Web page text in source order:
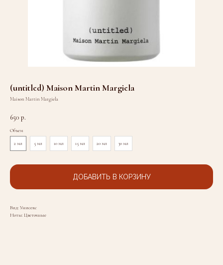
(untitled) Maison Martin Margiela
Maison Martin Margiela
650 р.
Объем
2 мл 5 мл 10 мл 15 мл 20 мл 30 мл
ДОБАВИТЬ В КОРЗИНУ
Вид: Унисекс
Ноты: Цветочные